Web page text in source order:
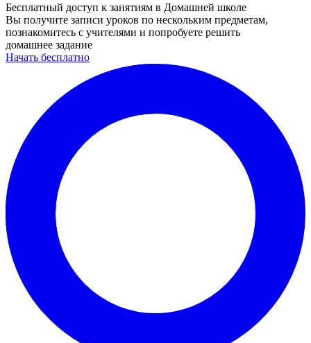
Бесплатный доступ к занятиям в Домашней школе
Вы получите записи уроков по нескольким предметам,
познакомитесь с учителями и попробуете решить
домашнее задание
Начать бесплатно